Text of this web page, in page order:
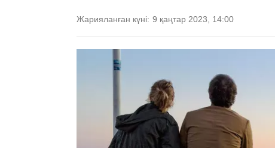
Жарияланған күні: 9 қаңтар 2023, 14:00